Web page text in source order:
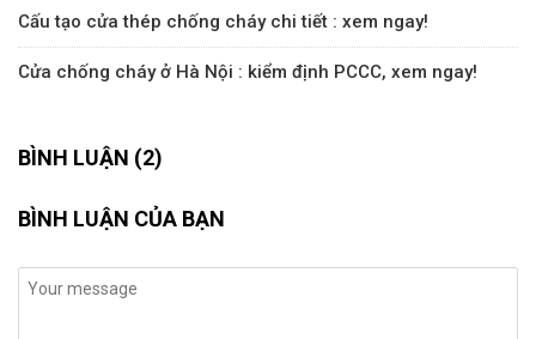
Cấu tạo cửa thép chống cháy chi tiết : xem ngay!
Cửa chống cháy ở Hà Nội : kiểm định PCCC, xem ngay!
BÌNH LUẬN (2)
BÌNH LUẬN CỦA BẠN